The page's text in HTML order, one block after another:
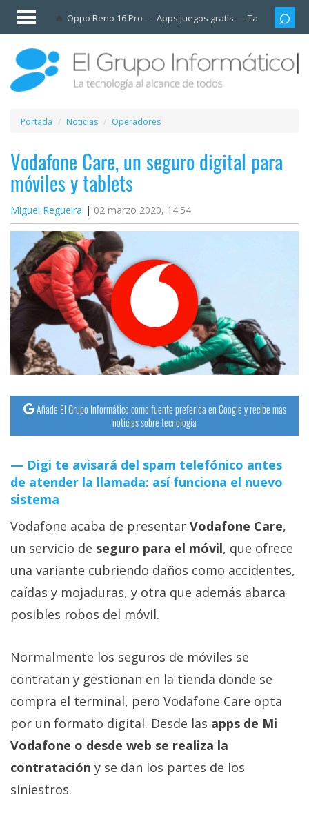
Oppo Reno 16 Pro Apps juegos gratis Tarjetas
Invitado
Iniciar
sesión /
Registrarse
Esenciales
Móviles
Ofertas
Apps
Redes
sociales
Plataformas
streaming
Operadores
Trucos
Tutoriales
Ciberseguridad
Sistemas
operativos
Profesional
+
Sorteos
Foros
Contacto
Sobre
Portada Noticias Operadores
Vodafone Care, un seguro digital para
móviles y tablets
Miguel Regueira 02 marzo 2020, 14:54
Añade El Grupo Informático como fuente preferida en Google y recibe más
noticias sobre tecnología
Digi te avisará del spam telefónico antes
de atender la llamada: así funciona el nuevo
sistema
Vodafone acaba de presentar Vodafone Care,
un servicio de seguro para el móvil, que ofrece
una variante cubriendo daños como accidentes,
caídas y mojaduras, y otra que además abarca
posibles robos del móvil.
Normalmente los seguros de móviles se
contratan y gestionan en la tienda donde se
compra el terminal, pero Vodafone Care opta
por un formato digital. Desde las apps de Mi
Vodafone o desde web se realiza la
contratación y se dan los partes de los
siniestros.